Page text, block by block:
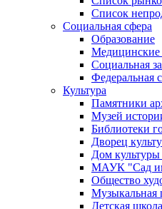
Список
Социальная сфера
Образование
Медицинские
Социальная
Федеральная
Культура
Памятники
Музей
Библиотеки
Дворец
Дом
МАУК "Сад
Общество
Музыкальная
Детская